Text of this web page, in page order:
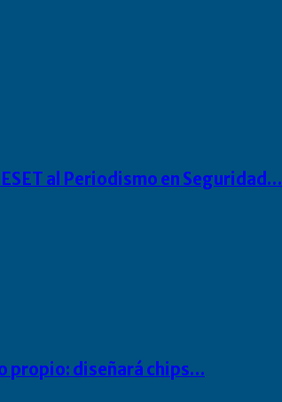
al Periodismo en Seguridad…
propio: diseñará chips…